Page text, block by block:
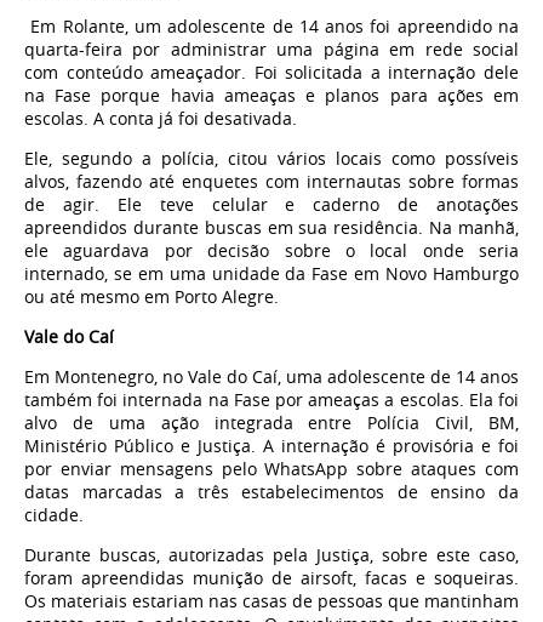
Em Rolante, um adolescente de 14 anos foi apreendido na
quarta-feira por administrar uma página em rede social
com conteúdo ameaçador. Foi solicitada a internação dele
na Fase porque havia ameaças e planos para ações em
escolas. A conta já foi desativada.
Ele, segundo a polícia, citou vários locais como possíveis
alvos, fazendo até enquetes com internautas sobre formas
de agir. Ele teve celular e caderno de anotações
apreendidos durante buscas em sua residência. Na manhã,
ele aguardava por decisão sobre o local onde seria
internado, se em uma unidade da Fase em Novo Hamburgo
ou até mesmo em Porto Alegre.
Vale do Caí
Em Montenegro, no Vale do Caí, uma adolescente de 14 anos
também foi internada na Fase por ameaças a escolas. Ela foi
alvo de uma ação integrada entre Polícia Civil, BM,
Ministério Público e Justiça. A internação é provisória e foi
por enviar mensagens pelo WhatsApp sobre ataques com
datas marcadas a três estabelecimentos de ensino da
cidade.
Durante buscas, autorizadas pela Justiça, sobre este caso,
foram apreendidas munição de airsoft, facas e soqueiras.
Os materiais estariam nas casas de pessoas que mantinham